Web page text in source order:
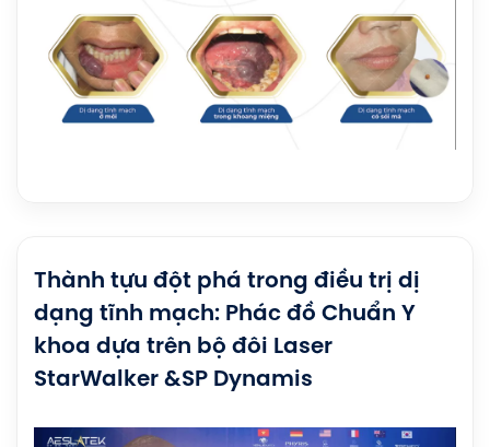
Thành tựu đột phá trong điều trị dị
dạng tĩnh mạch: Phác đồ Chuẩn Y
khoa dựa trên bộ đôi Laser
StarWalker &SP Dynamis